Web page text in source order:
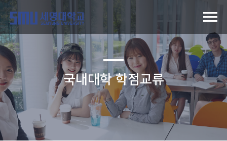
국내대학 학점교류